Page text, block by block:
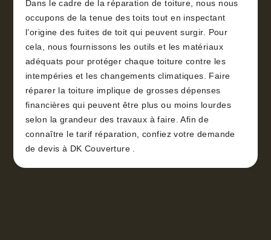
Dans le cadre de la réparation de toiture, nous nous
occupons de la tenue des toits tout en inspectant
l’origine des fuites de toit qui peuvent surgir. Pour
cela, nous fournissons les outils et les matériaux
adéquats pour protéger chaque toiture contre les
intempéries et les changements climatiques. Faire
réparer la toiture implique de grosses dépenses
financières qui peuvent être plus ou moins lourdes
selon la grandeur des travaux à faire. Afin de
connaître le tarif réparation, confiez votre demande
de devis à DK Couverture .